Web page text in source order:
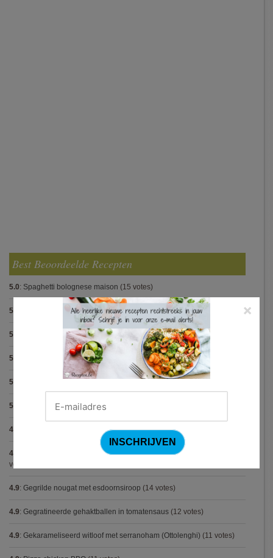
Best Beoordeelde Recepten
5.0: Spaghetti bolognese maison (15 votes)
5.0 Steak met Cajun patatjes en rodekoolsla(12 votes)
5.0 Pasta carbonara met mosselen (5 votes)
5.0 (5 votes)
5.0
5.0 Bolognese van champignon en linzen (Jamie Oliver)
4.9 Pasta met spinazieballetjes (Antonio Carluccio)
4.9 Volkorenspaghetti in mosterdsaus met prei en spek (Colruyt)
votes)
4.9: Gegrilde nougat met esdoornsiroop (14 votes)
4.9: Gegratineerde gehaktballen in tomatensaus (12 votes)
4.9: Gekarameliseerd witloof met serranoham (Ottolenghi) (11 votes)
×